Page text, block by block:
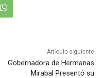
Artículo siguiente
Gobernadora de Hermanas
Mirabal Presentó su